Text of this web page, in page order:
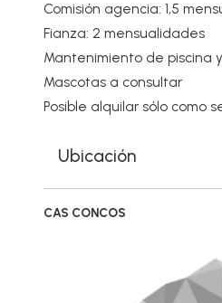
Comisión agencia: 1,5
Fianza: 2 mensualidades
Mantenimiento de piscina
Mascotas a consultar
Posible alquilar sólo como
Ubicación
CAS CONCOS